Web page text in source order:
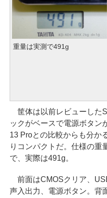
重量は実測で491g
筐体は以前レビューした
ックがベースで電源ボタン
13 Proとの比較からも分か
りコンパクトだ。仕様の重
で、実際は491g。
前面はCMOSクリア、
声入出力、電源ボタン。背